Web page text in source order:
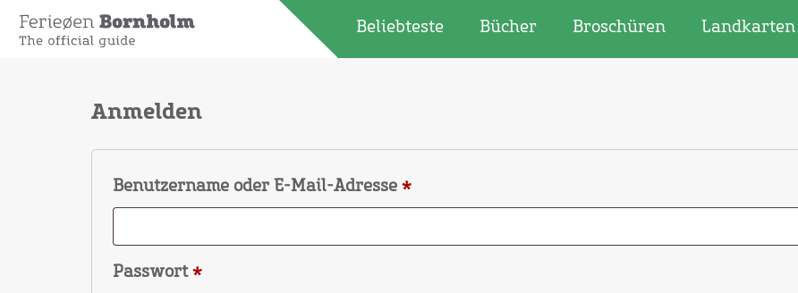
Beliebteste Bücher Broschüren Landkarten
Anmelden
Benutzername oder E-Mail-Adresse *Erforderlich
Passwort *Erforderlich